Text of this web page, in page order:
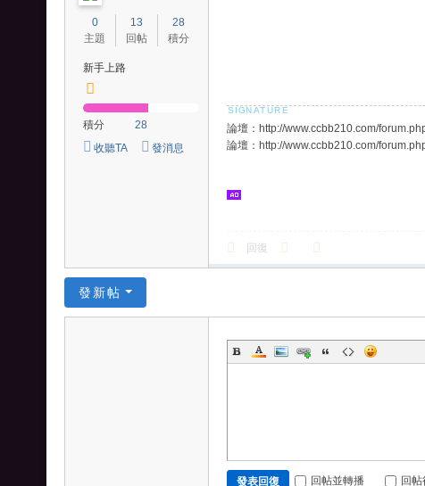
0
主題
13
回帖
28
積分
新手上路
積分
28
收聽TA
發消息
論壇：http://www.ccbb210.com/
論壇：http://www.ccbb210.com/
回復
發新帖
發表回復 回帖並轉播 回